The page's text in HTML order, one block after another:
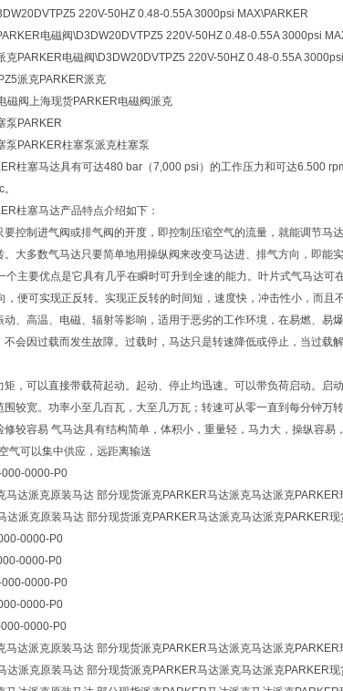
220V-50HZ 0.48-0.55A 3000psi MAX\PARKER
电磁阀\D3DW20DVTPZ5 220V-50HZ 0.48-0.55A 3000psi
克PARKER电磁阀\D3DW20DVTPZ5 220V-50HZ 0.48-0.55A
派克PARKER派克
磁阀上海现货PARKER电磁阀派克
泵PARKER
泵PARKER柱塞泵派克柱塞泵
柱塞马达具有可达480 bar（7,000 psi）的工作压力和可达6.500
柱塞马达产品特点介绍如下：
要控制进气阀或排气阀的开度，即控制压缩空气的流量，就能调节马
大多数气马达只要简单地用操纵阀来改变马达进、排气方向，即能
个主要优点是它具有几乎在瞬时可升到全速的能力。叶片式气马达
，便可实现正反转。实现正反转的时间短，速度快，冲击性小，而且
、高温、电磁、辐射等影响，适用于恶劣的工作环境，在易燃、易
不会因过载而发生故障。过载时，马达只是转速降低或停止，当过
，可以直接带载荷起动。起动、停止均迅速。可以带负荷启动。启动
较宽。功率小至几百瓦，大至几万瓦；转速可从零一直到每分钟万转
修较容易 气马达具有结构简单，体积小，重量轻，马力大，操纵容
气可以集中供应，远距离输送
000-0000-P0
马达派克原装马达 部分现货派克PARKER马达派克马达派克PARKER
达派克原装马达 部分现货派克PARKER马达派克马达派克PARKER
0000-P0
0000-P0
000-0000-P0
0000-P0
0000-P0
马达派克原装马达 部分现货派克PARKER马达派克马达派克PARKER
达派克原装马达 部分现货派克PARKER马达派克马达派克PARKER现